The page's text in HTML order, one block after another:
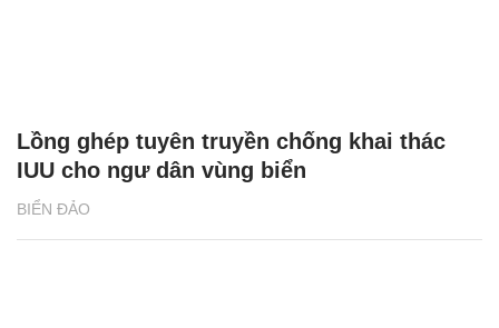
BIỂN ĐẢO
Lồng ghép tuyên truyền chống khai thác
IUU cho ngư dân vùng biển